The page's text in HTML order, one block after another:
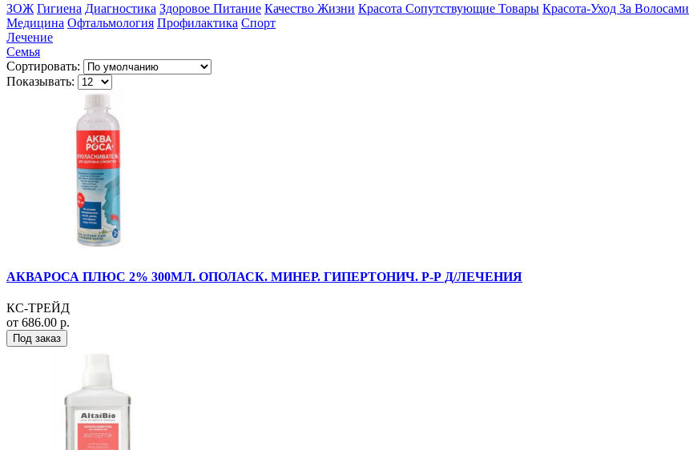
ЗОЖ Гигиена Диагностика Здоровое Питание Качество Жизни Красота Сопутствующие Товары Красота-Уход За Волосами
Медицина Офтальмология Профилактика Спорт
Лечение
Семья
Сортировать:
Показывать:
АКВАРОСА ПЛЮС 2% 300МЛ. ОПОЛАСК. МИНЕР. ГИПЕРТОНИЧ. Р-Р Д/ЛЕЧЕНИЯ
КС-ТРЕЙД
от 686.00 р.
Под заказ